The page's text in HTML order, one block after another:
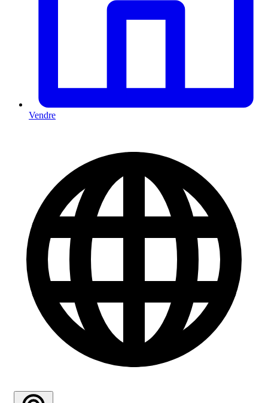
Vendre